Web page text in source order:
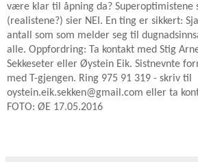
være klar til åpning da? Superoptimistene
(realistene?) sier NEI. En ting er sikkert:
antall som som melder seg til
alle. Oppfordring: Ta kontakt med Stig
Sekkeseter eller Øystein Eik. Sistnevnte
med T-gjengen. Ring 975 91 319 - skriv til
oystein.eik.sekken@gmail.com eller ta
FOTO: ØE 17.05.2016